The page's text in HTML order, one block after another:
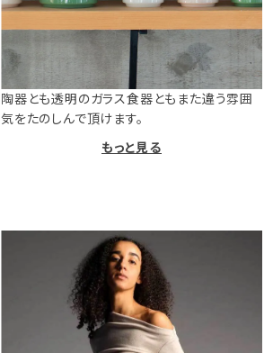
陶器とも透明のガラス食器ともまた違う雰囲
気をたのしんで頂けます。
もっと見る